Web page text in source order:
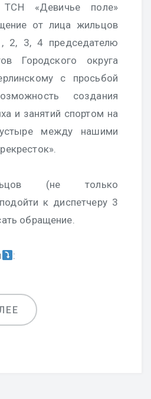
ТСН «Девичье поле»
от лица жильцов
2, 3, 4 председателю
Городского округа
с просьбой
создания
и занятий спортом на
между нашими
(не только
к диспетчеру 3
обращение.
: